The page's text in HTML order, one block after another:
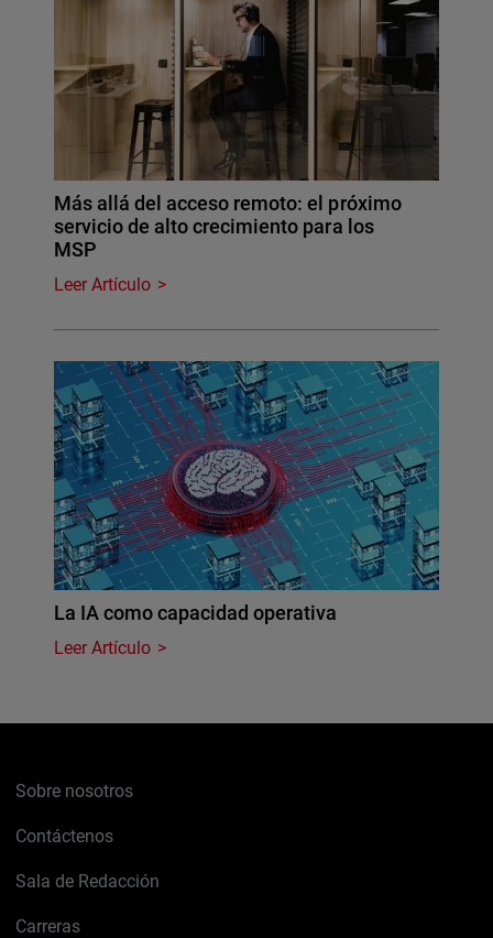
Más allá del acceso remoto: el próximo
servicio de alto crecimiento para los
MSP
Leer Artículo
La IA como capacidad operativa
Leer Artículo
Sobre nosotros
Contáctenos
Sala de Redacción
Carreras